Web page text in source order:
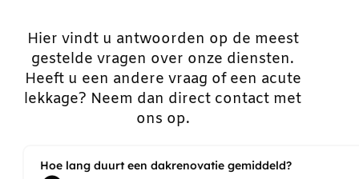
Hier vindt u antwoorden op de meest
gestelde vragen over onze diensten.
Heeft u een andere vraag of een acute
lekkage? Neem dan direct contact met
ons op.
Hoe lang duurt een dakrenovatie gemiddeld?